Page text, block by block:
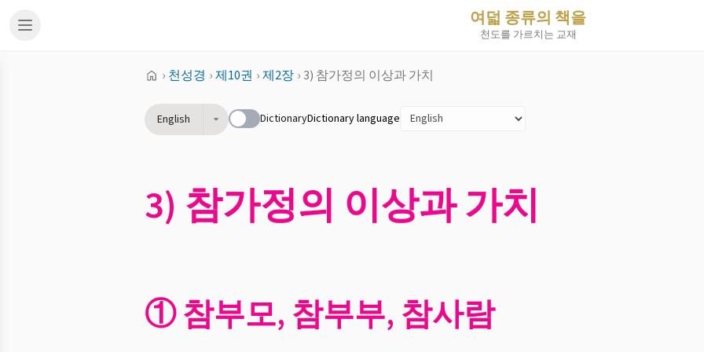
여덟 종류의 책을
천도를 가르치는 교재
› 천성경 ›제10권 ›제2장 › 3) 참가정의 이상과 가치
English DictionaryDictionary language
3) 참가정의 이상과 가치
① 참부모, 참부부, 참사람